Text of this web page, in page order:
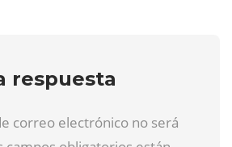
respuesta
correo electrónico no será